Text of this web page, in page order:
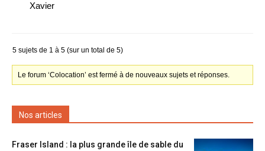
Xavier
5 sujets de 1 à 5 (sur un total de 5)
Le forum ‘Colocation’ est fermé à de nouveaux sujets et réponses.
Nos articles
Fraser Island : la plus grande île de sable du